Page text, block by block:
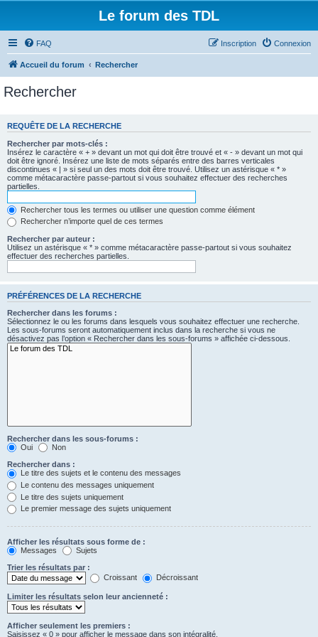
Le forum des TDL
FAQ Connexion
Inscription
Accueil du forum Rechercher
Rechercher
REQUÊTE DE LA RECHERCHE
Rechercher par mots-clés :
Insérez le caractère « + » devant un mot qui doit être trouvé et « - » devant un mot qui
doit être ignoré. Insérez une liste de mots séparés entre des barres verticales
discontinues « | » si seul un des mots doit être trouvé. Utilisez un astérisque « * »
comme métacaractère passe-partout si vous souhaitez effectuer des recherches
partielles.
Rechercher tous les termes ou utiliser une question comme élément
Rechercher n’importe quel de ces termes
Rechercher par auteur :
Utilisez un astérisque « * » comme métacaractère passe-partout si vous souhaitez
effectuer des recherches partielles.
PRÉFÉRENCES DE LA RECHERCHE
Rechercher dans les forums :
Sélectionnez le ou les forums dans lesquels vous souhaitez effectuer une recherche.
Les sous-forums seront automatiquement inclus dans la recherche si vous ne
désactivez pas l’option « Rechercher dans les sous-forums » affichée ci-dessous.
Rechercher dans les sous-forums :
Oui
Non
Rechercher dans :
Le titre des sujets et le contenu des messages
Le contenu des messages uniquement
Le titre des sujets uniquement
Le premier message des sujets uniquement
Afficher les résultats sous forme de :
Messages
Sujets
Trier les résultats par :
Croissant
Décroissant
Limiter les résultats selon leur ancienneté :
Afficher seulement les premiers :
Saisissez « 0 » pour afficher le message dans son intégralité.